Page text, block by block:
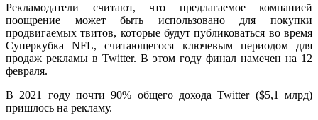
Рекламодатели считают, что предлагаемое компанией
поощрение может быть использовано для покупки
продвигаемых твитов, которые будут публиковаться во время
Суперкубка NFL, считающегося ключевым периодом для
продаж рекламы в Twitter. В этом году финал намечен на 12
февраля.
В 2021 году почти 90% общего дохода Twitter ($5,1 млрд)
пришлось на рекламу.